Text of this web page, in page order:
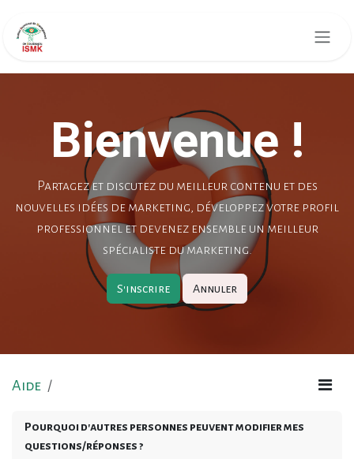
Bienvenue !
Partagez et discutez du meilleur contenu et des
nouvelles idées de marketing, développez votre profil
professionnel et devenez ensemble un meilleur
spécialiste du marketing.
S'inscrire Annuler
Aide
Pourquoi d'autres personnes peuvent modifier mes
questions/réponses ?